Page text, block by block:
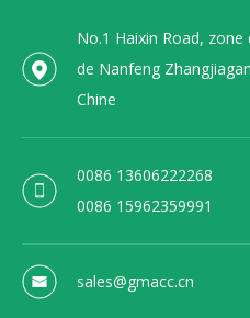
No.1 Haixin Road,
de Nanfeng
Chine
0086 13606222268
0086 15962359991
sales@gmacc.cn